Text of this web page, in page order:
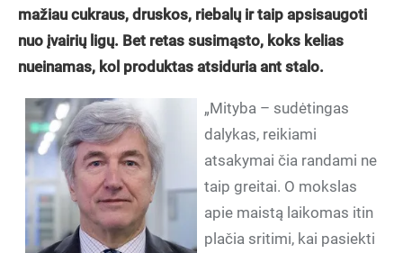
mažiau cukraus, druskos, riebalų ir taip apsisaugoti
nuo įvairių ligų. Bet retas susimąsto, koks kelias
nueinamas, kol produktas atsiduria ant stalo.
„Mityba – sudėtingas
dalykas, reikiami
atsakymai čia randami ne
taip greitai. O mokslas
apie maistą laikomas itin
plačia sritimi, kai pasiekti